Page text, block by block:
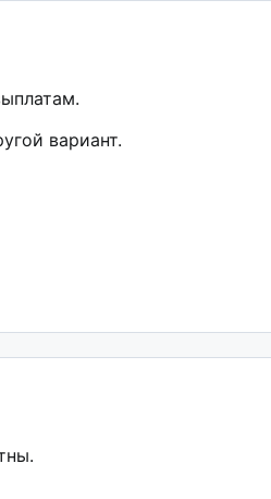
вариант.